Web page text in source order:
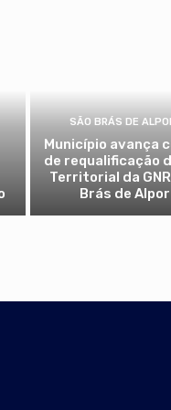
SÃO BRÁS DE
Município avança
de requalificação
Territorial da
Brás de